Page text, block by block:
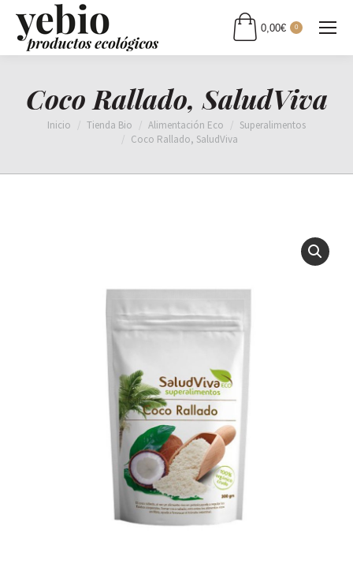
0,00€ 0
Coco Rallado, SaludViva
Estás aquí:
Inicio Tienda Bio Alimentación Eco
Superalimentos
Coco Rallado, SaludViva